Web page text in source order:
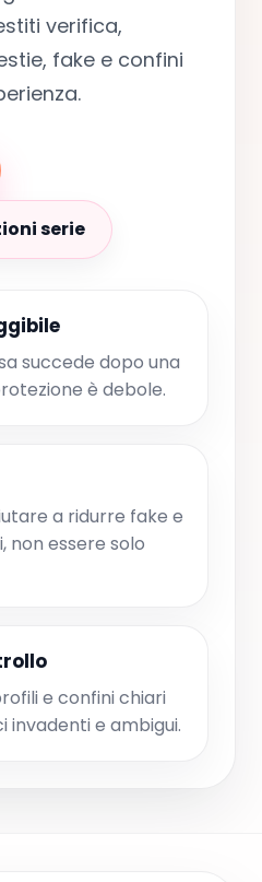
verifica,
fake e confini
serie
succede dopo una
è debole.
a ridurre fake e
non essere solo
e confini chiari
invadenti e ambigui.